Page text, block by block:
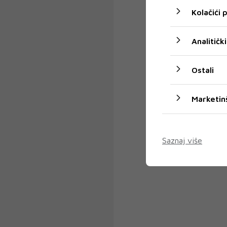
Kolačići
Analitički
Ostali
Saznaj više